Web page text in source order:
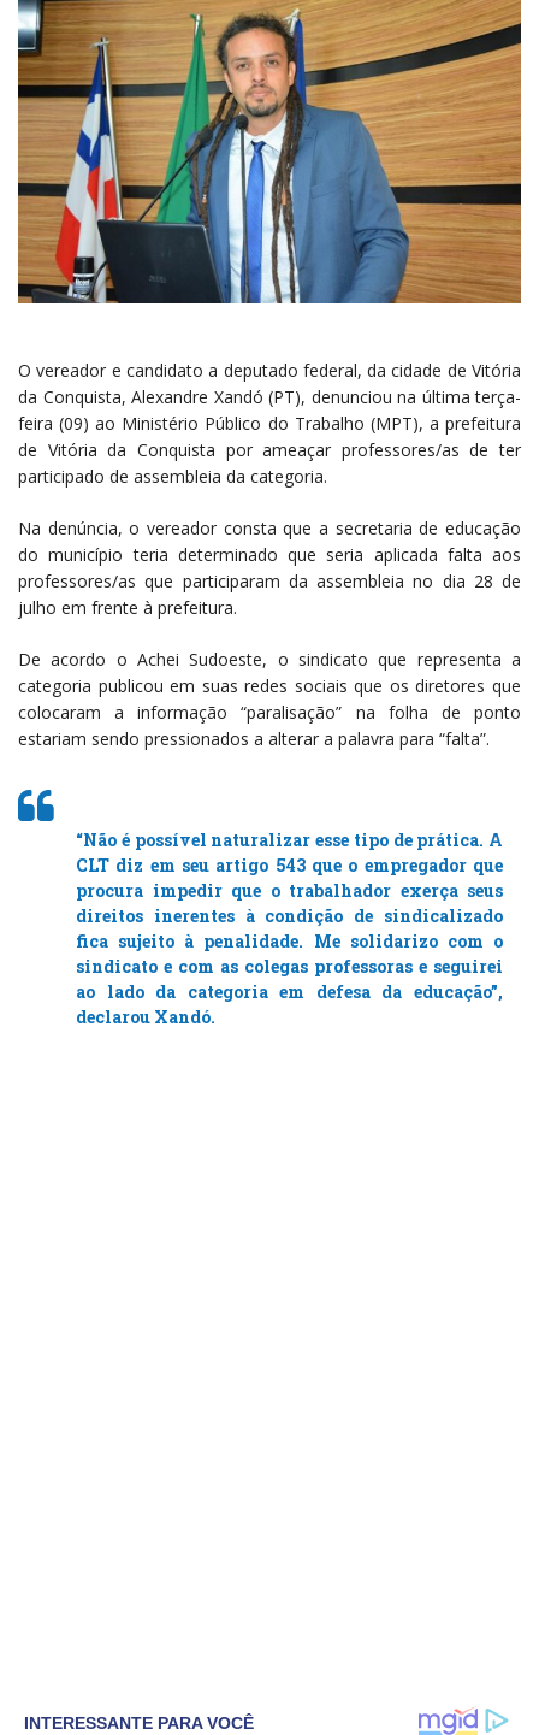
O vereador e candidato a deputado federal, da cidade de Vitória
da Conquista, Alexandre Xandó (PT), denunciou na última terça-
feira (09) ao Ministério Público do Trabalho (MPT), a prefeitura
de Vitória da Conquista por ameaçar professores/as de ter
participado de assembleia da categoria.
Na denúncia, o vereador consta que a secretaria de educação
do município teria determinado que seria aplicada falta aos
professores/as que participaram da assembleia no dia 28 de
julho em frente à prefeitura.
De acordo o Achei Sudoeste, o sindicato que representa a
categoria publicou em suas redes sociais que os diretores que
colocaram a informação “paralisação” na folha de ponto
estariam sendo pressionados a alterar a palavra para “falta”.
“Não é possível naturalizar esse tipo de prática. A
CLT diz em seu artigo 543 que o empregador que
procura impedir que o trabalhador exerça seus
direitos inerentes à condição de sindicalizado
fica sujeito à penalidade. Me solidarizo com o
sindicato e com as colegas professoras e seguirei
ao lado da categoria em defesa da educação”,
declarou Xandó.